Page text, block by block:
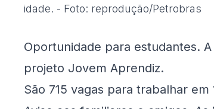
idade. - Foto: reprodução/Petrobras
Oportunidade para estudantes.
projeto Jovem Aprendiz.
São 715 vagas para trabalhar